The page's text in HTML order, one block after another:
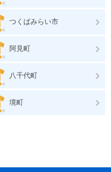
つくばみらい市
阿見町
八千代町
境町